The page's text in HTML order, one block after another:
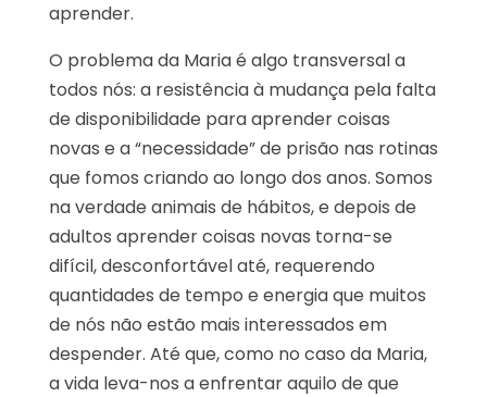
aprender.
O problema da Maria é algo transversal a
todos nós: a resistência à mudança pela falta
de disponibilidade para aprender coisas
novas e a “necessidade” de prisão nas rotinas
que fomos criando ao longo dos anos. Somos
na verdade animais de hábitos, e depois de
adultos aprender coisas novas torna-se
difícil, desconfortável até, requerendo
quantidades de tempo e energia que muitos
de nós não estão mais interessados em
despender. Até que, como no caso da Maria,
a vida leva-nos a enfrentar aquilo de que